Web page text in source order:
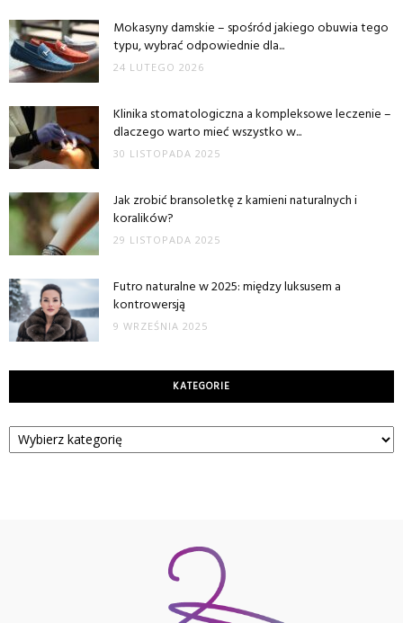
Mokasyny damskie – spośród jakiego obuwia tego
typu, wybrać odpowiednie dla...
24 LUTEGO 2026
Klinika stomatologiczna a kompleksowe leczenie –
dlaczego warto mieć wszystko w...
30 LISTOPADA 2025
Jak zrobić bransoletkę z kamieni naturalnych i
koralików?
29 LISTOPADA 2025
Futro naturalne w 2025: między luksusem a
kontrowersją
9 WRZEŚNIA 2025
KATEGORIE
Kategorie